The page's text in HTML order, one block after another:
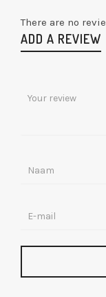
There are no
ADD A REVIEW